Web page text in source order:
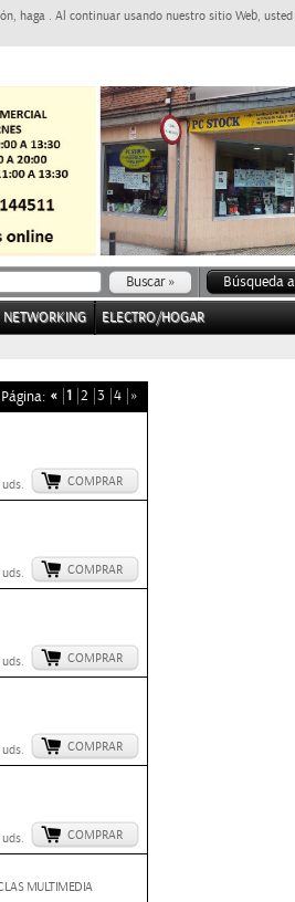
haga . Al continuar usando nuestro sitio Web,
Búsqueda
NETWORKING ELECTRO/HOGAR
Página: « 1 2 3 4 »
uds. COMPRAR
uds. COMPRAR
uds. COMPRAR
uds. COMPRAR
uds. COMPRAR
MULTIMEDIA